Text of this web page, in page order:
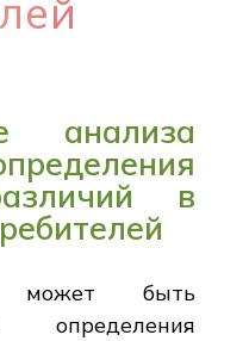
анализа
в
может быть
определения